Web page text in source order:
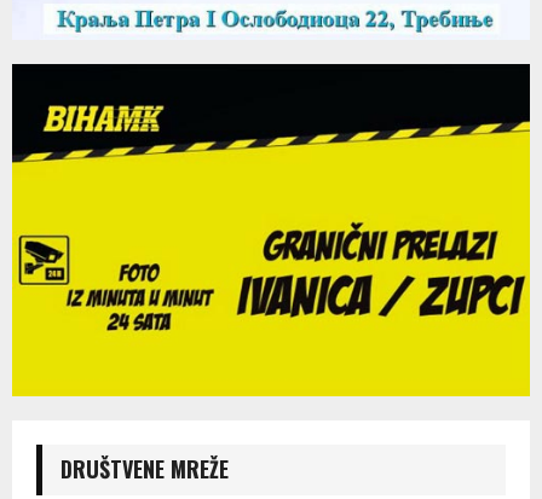
DRUŠTVENE MREŽE